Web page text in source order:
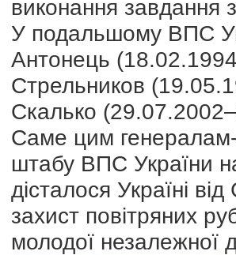
виконання
У подальшому ВПС
Антонець
Стрельников
Скалько
Саме цим
штабу ВПС України
дісталося Україні
захист повітряних
молодої незалежної